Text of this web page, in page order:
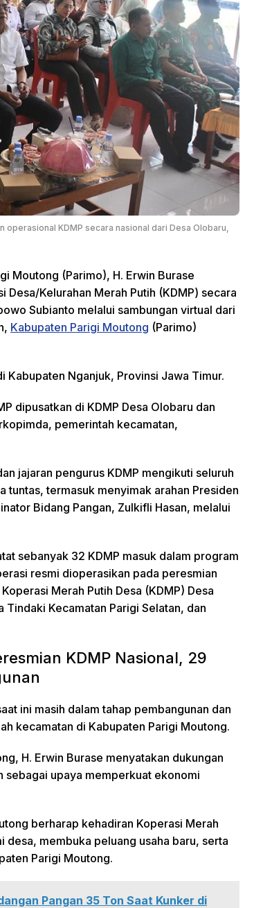
KDMP secara nasional dari Desa Olobaru,
Moutong (Parimo), H. Erwin Burase
Kelurahan Merah Putih (KDMP) secara
Subianto melalui sambungan virtual dari
Kabupaten Parigi Moutong (Parimo)
Kabupaten Nganjuk, Provinsi Jawa Timur.
dipusatkan di KDMP Desa Olobaru dan
pemerintah kecamatan,
jajaran pengurus KDMP mengikuti seluruh
tuntas, termasuk menyimak arahan Presiden
Bidang Pangan, Zulkifli Hasan, melalui
sebanyak 32 KDMP masuk dalam program
resmi dioperasikan pada peresmian
Merah Putih Desa (KDMP) Desa
Tindaki Kecamatan Parigi Selatan, dan
KDMP Nasional, 29
ini masih dalam tahap pembangunan dan
kecamatan di Kabupaten Parigi Moutong.
H. Erwin Burase menyatakan dukungan
sebagai upaya memperkuat ekonomi
berharap kehadiran Koperasi Merah
membuka peluang usaha baru, serta
Parigi Moutong.
Pangan 35 Ton Saat Kunker di
Soroti Kualitas
Pelayanan
Pertanahan di
Serahkan 116
Personel kepada
Kapolres Banggai